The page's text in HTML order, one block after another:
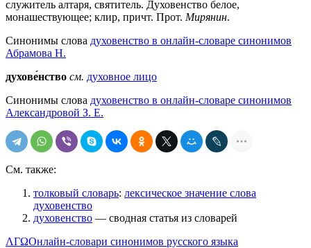
служитель алтаря, святитель. Духовенство белое,
монашествующее; клир, причт. Прот. Мирянин.
Синонимы слова духовенство в онлайн-словаре синонимов
Абрамова Н.
духове́нство см. духовное лицо
Синонимы слова духовенство в онлайн-словаре синонимов
Александровой З. Е.
См. также:
толковый словарь: лексическое значение слова
духовенство
духовенство — сводная статья из словарей
ΛΓΩОнлайн-словари синонимов русского языка